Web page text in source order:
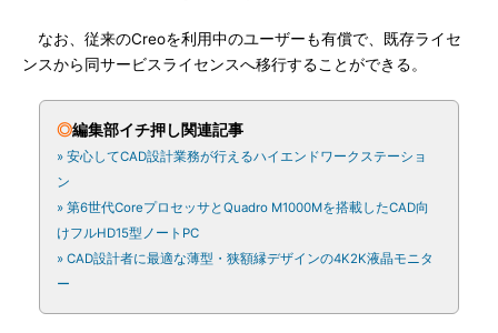
なお、従来のCreoを利用中のユーザーも有償で、既存ライセ
ンスから同サービスライセンスへ移行することができる。
◎編集部イチ押し関連記事
» 安心してCAD設計業務が行えるハイエンドワークステーショ
ン
» 第6世代CoreプロセッサとQuadro M1000Mを搭載したCAD向
けフルHD15型ノートPC
» CAD設計者に最適な薄型・狭額縁デザインの4K2K液晶モニタ
ー